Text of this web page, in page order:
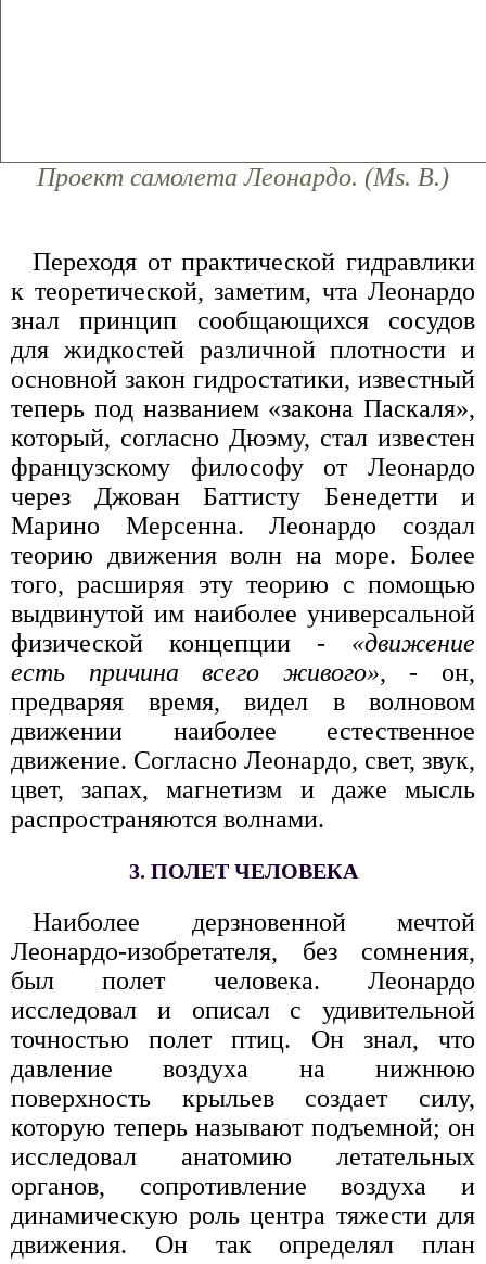
Проект самолета Леонардо. (Ms. В.)
Переходя от практической гидравлики
к теоретической, заметим, чта Леонардо
знал принцип сообщающихся сосудов
для жидкостей различной плотности и
основной закон гидростатики, известный
теперь под названием «закона Паскаля»,
который, согласно Дюэму, стал известен
французскому философу от Леонардо
через Джован Баттисту Бенедетти и
Марино Мерсенна. Леонардо создал
теорию движения волн на море. Более
того, расширяя эту теорию с помощью
выдвинутой им наиболее универсальной
физической концепции - «движение
есть причина всего живого», - он,
предваряя время, видел в волновом
движении наиболее естественное
движение. Согласно Леонардо, свет, звук,
цвет, запах, магнетизм и даже мысль
распространяются волнами.
3. ПОЛЕТ ЧЕЛОВЕКА
Наиболее дерзновенной мечтой
Леонардо-изобретателя, без сомнения,
был полет человека. Леонардо
исследовал и описал с удивительной
точностью полет птиц. Он знал, что
давление воздуха на нижнюю
поверхность крыльев создает силу,
которую теперь называют подъемной; он
исследовал анатомию летательных
органов, сопротивление воздуха и
динамическую роль центра тяжести для
движения. Он так определял план